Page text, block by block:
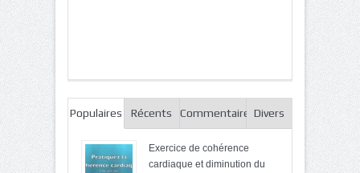
Populaires Récents CommentairesDivers
Exercice de cohérence
cardiaque et diminution du